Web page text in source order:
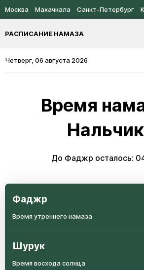
Москва Махачкала Санкт-Петербург
РАСПИСАНИЕ НАМАЗА
Четверг, 06 августа 2026
Время
До Фаджр осталось:
Фаджр
Время утреннего намаза
Шурук
Время восхода солнца